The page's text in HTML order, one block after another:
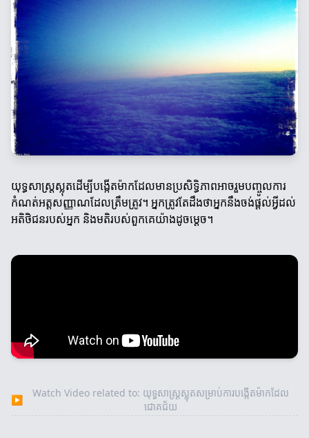
យុទ្ធសាស្ត្រស្លុតដើម្បីបង្កើតម៉ាកដែលមានប្រសិទ្ធិភាពអាចរួមបញ្ចូលការ
កំណត់អត្តសញ្ញាណដែលត្រឹមត្រូវ។ អ្នកត្រូវតែដឹងថាអ្នកនឹងចង់ផ្តល់អ្វីដល់
អតិថិជនរបស់អ្នក និងមតិរបស់ពួកគេយ៉ាងដូចម្តេច។
▶
Watch Video related to: យុទ្ធសាស្ត្រស្លុតសម្រាប់ការបង្កើតម៉ាកដែល
ជោគជ័យ